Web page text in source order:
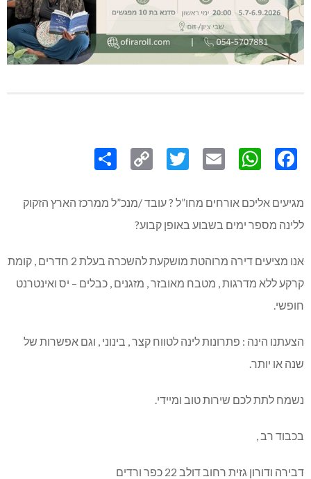
Link
מגיעים אליכם אורחים מחו”ל ? עובד /מנכ”ל ממרכז הארץ הזקוק
ללינה מספר ימים בשבוע באופן קבוע?
אנו מציעים דירה מרוהטת מושקעת להשכרה בעלת 2 חדרים , קומת
קרקע ללא מדרגות , מטבח מאובזר , מזגנים , כבלים – יס ואינטרנט
חופשי.
הצעתנו הינה : פתרונות לינה לטווח קצר , בינוני , וגם אפשרות של
שנה או יותר.
נשמח לתת לכם שירות טוב ומיידי.
בכבוד רב ,
דבירה ודורון גזית רחוב דולב 22 כפר ורדים